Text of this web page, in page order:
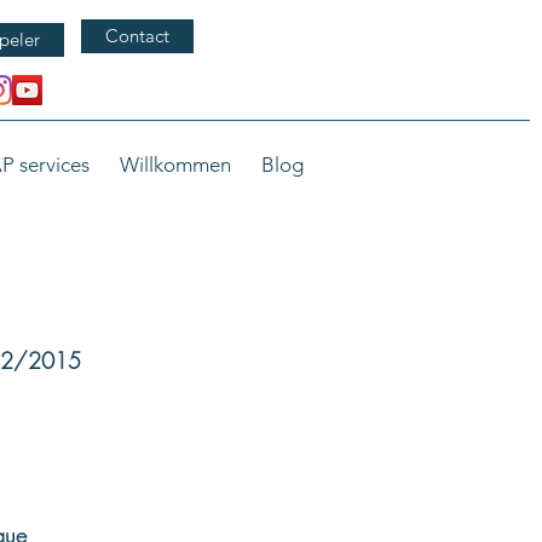
Contact
services Willkommen Blog
2015